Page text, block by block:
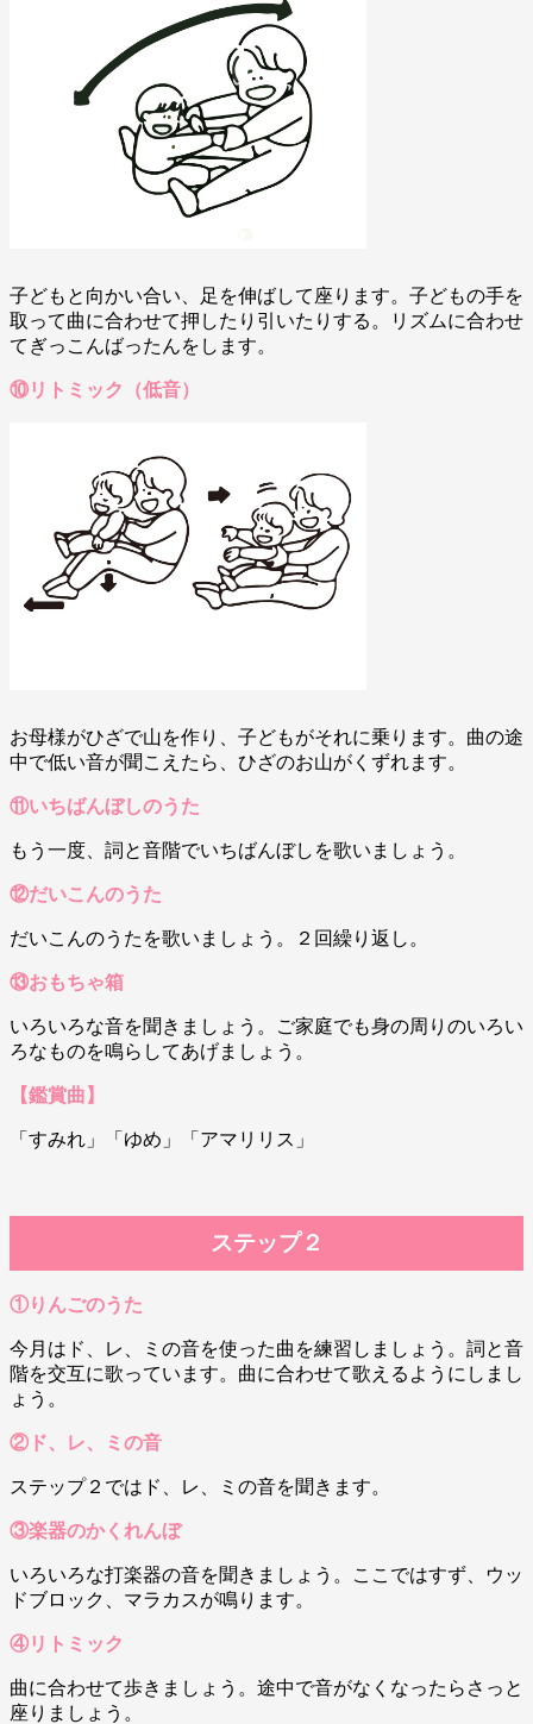
子どもと向かい合い、足を伸ばして座ります。子どもの手を
取って曲に合わせて押したり引いたりする。リズムに合わせ
てぎっこんばったんをします。
⑩リトミック（低音）
お母様がひざで山を作り、子どもがそれに乗ります。曲の途
中で低い音が聞こえたら、ひざのお山がくずれます。
⑪いちばんぼしのうた
もう一度、詞と音階でいちばんぼしを歌いましょう。
⑫だいこんのうた
だいこんのうたを歌いましょう。２回繰り返し。
⑬おもちゃ箱
いろいろな音を聞きましょう。ご家庭でも身の周りのいろい
ろなものを鳴らしてあげましょう。
【鑑賞曲】
「すみれ」「ゆめ」「アマリリス」
ステップ２
①りんごのうた
今月はド、レ、ミの音を使った曲を練習しましょう。詞と音
階を交互に歌っています。曲に合わせて歌えるようにしまし
ょう。
②ド、レ、ミの音
ステップ２ではド、レ、ミの音を聞きます。
③楽器のかくれんぼ
いろいろな打楽器の音を聞きましょう。ここではすず、ウッ
ドブロック、マラカスが鳴ります。
④リトミック
曲に合わせて歩きましょう。途中で音がなくなったらさっと
座りましょう。